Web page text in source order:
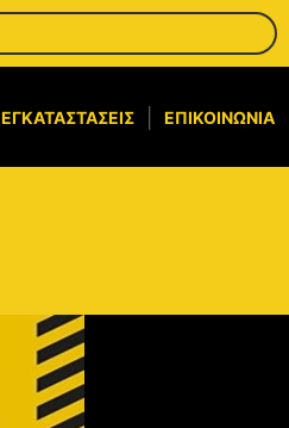
ΕΓΚΑΤΑΣΤΆΣΕΙΣ ΕΠΙΚΟΙΝΩΝΊΑ